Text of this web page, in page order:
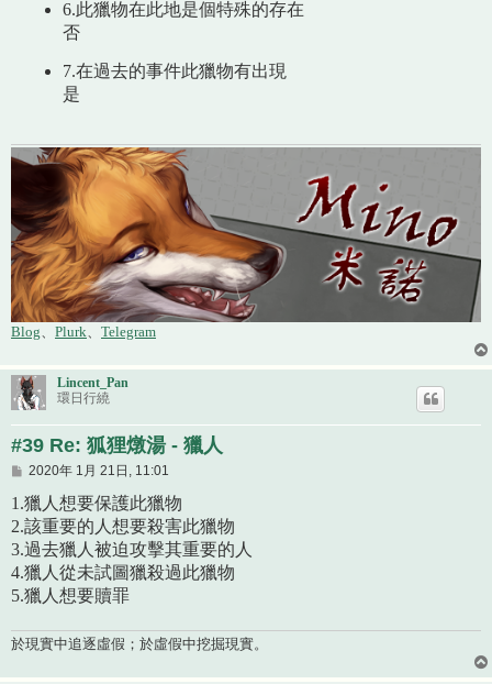
6.此獵物在此地是個特殊的存在
否
7.在過去的事件此獵物有出現
是
Blog Plurk Telegram
Lincent_Pan
環日行繞
#39 Re: 狐狸燉湯 - 獵人
文
2020年 1月 21日, 11:01
1.獵人想要保護此獵物
2.該重要的人想要殺害此獵物
3.過去獵人被迫攻擊其重要的人
4.獵人從未試圖獵殺過此獵物
5.獵人想要贖罪
於現實中追逐虛假；於虛假中挖掘現實。